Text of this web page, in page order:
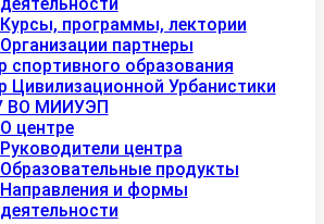
Курсы, программы, лектории
Организации партнеры
спортивного образования
Цивилизационной Урбанистики
ВО МИИУЭП
О центре
Руководители центра
Образовательные продукты
Направления и формы
деятельности